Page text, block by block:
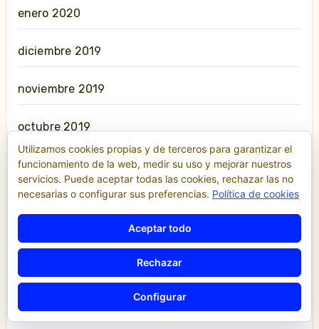
enero 2020
diciembre 2019
noviembre 2019
octubre 2019
septiembre 2019
agosto 2019
julio 2019
junio 2019
Utilizamos cookies propias y de terceros para garantizar el
funcionamiento de la web, medir su uso y mejorar nuestros
servicios. Puede aceptar todas las cookies, rechazar las no
necesarias o configurar sus preferencias. Política de cookies
Aceptar todo
Rechazar
Configurar